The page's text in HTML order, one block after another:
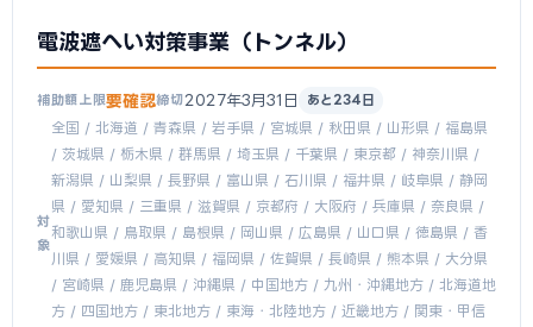
電波遮へい対策事業（トンネル）
補助額上限要確認締切 2027年3月31日 あと234日
対
象
全国 / 北海道 / 青森県 / 岩手県 / 宮城県 / 秋田県 / 山形県 / 福島県
/ 茨城県 / 栃木県 / 群馬県 / 埼玉県 / 千葉県 / 東京都 / 神奈川県 /
新潟県 / 山梨県 / 長野県 / 富山県 / 石川県 / 福井県 / 岐阜県 / 静岡
県 / 愛知県 / 三重県 / 滋賀県 / 京都府 / 大阪府 / 兵庫県 / 奈良県 /
和歌山県 / 鳥取県 / 島根県 / 岡山県 / 広島県 / 山口県 / 徳島県 / 香
川県 / 愛媛県 / 高知県 / 福岡県 / 佐賀県 / 長崎県 / 熊本県 / 大分県
/ 宮崎県 / 鹿児島県 / 沖縄県 / 中国地方 / 九州・沖縄地方 / 北海道地
方 / 四国地方 / 東北地方 / 東海・北陸地方 / 近畿地方 / 関東・甲信